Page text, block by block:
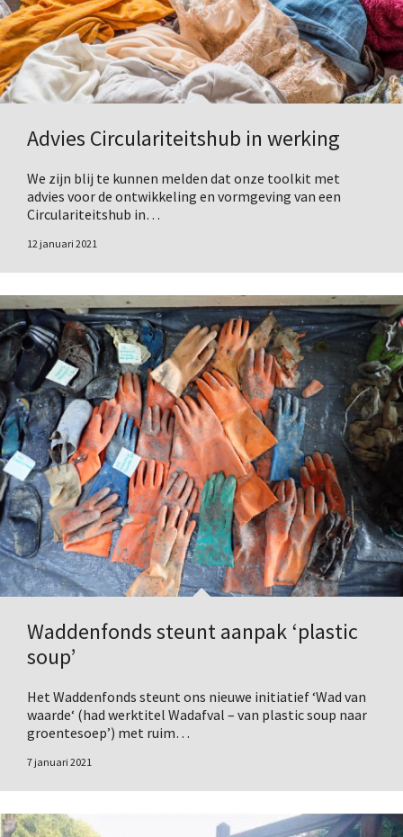
Advies Circulariteitshub in werking
We zijn blij te kunnen melden dat onze toolkit met
advies voor de ontwikkeling en vormgeving van een
Circulariteitshub in…
12 januari 2021
Waddenfonds steunt aanpak ‘plastic
soup’
Het Waddenfonds steunt ons nieuwe initiatief ‘Wad van
waarde‘ (had werktitel Wadafval – van plastic soup naar
groentesoep’) met ruim…
7 januari 2021